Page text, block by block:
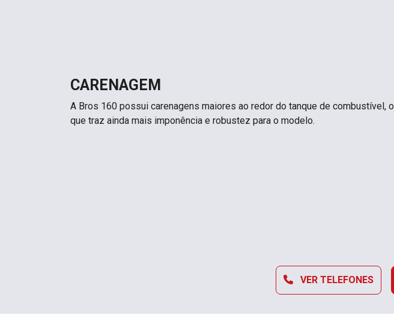
CARENAGEM
A Bros 160 possui carenagens maiores ao redor do tanque de combustível, o
que traz ainda mais imponência e robustez para o modelo.
VER TELEFONES